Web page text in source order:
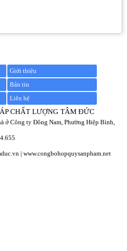
Giới thiệu
Bản tin
Liên hệ
CHẤT LƯỢNG TÂM ĐỨC
ở Công ty Đông Nam, Phường Hiệp Bình,
| www.congbohopquysanpham.net